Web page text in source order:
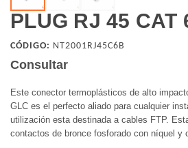
PLUG RJ 45 CAT
CÓDIGO: NT2001RJ45C6B
Consultar
Este conector termoplásticos de alto
GLC es el perfecto aliado para cualquier
utilización esta destinada a cables FTP.
contactos de bronce fosforado con níquel y